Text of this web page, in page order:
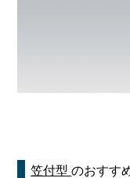
笠付型のおすす